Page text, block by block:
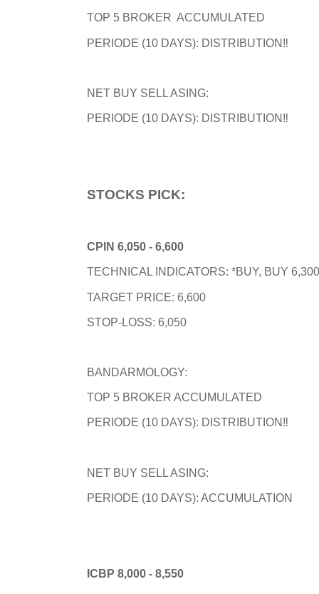
TOP 5 BROKER ACCUMULATED
PERIODE (10 DAYS): DISTRIBUTION‼️
NET BUY SELL ASING:
PERIODE (10 DAYS): DISTRIBUTION‼️
STOCKS PICK:
CPIN 6,050 - 6,600
TECHNICAL INDICATORS: *BUY, BUY 6,300
TARGET PRICE: 6,600
STOP-LOSS: 6,050
BANDARMOLOGY:
TOP 5 BROKER ACCUMULATED
PERIODE (10 DAYS): DISTRIBUTION‼️
NET BUY SELL ASING:
PERIODE (10 DAYS): ACCUMULATION
ICBP 8,000 - 8,550